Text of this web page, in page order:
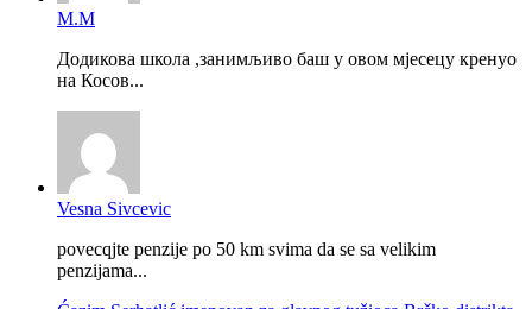
М.М
Додикова школа ,занимљиво баш у овом мјесецу кренуо
на Косов...
Vesna Sivcevic
povecqjte penzije po 50 km svima da se sa velikim
penzijama...